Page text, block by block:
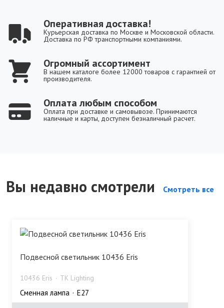
Оперативная доставка!
Курьерская доставка по Москве и Московской области.
Доставка по РФ транспортными компаниями.
Огромный ассортимент
В нашем каталоге более 12000 товаров с гарантией от
производителя.
Оплата любым способом
Оплата при доставке и самовывозе. Принимаются
наличные и карты, доступен безналичный расчет.
Вы недавно смотрели Смотреть все
Подвесной светильник 10436 Eris
10436 Eris TK Lighting
Сменная лампа E27